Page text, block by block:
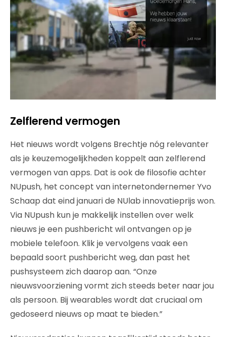
Zelflerend vermogen
Het nieuws wordt volgens Brechtje nóg relevanter
als je keuzemogelijkheden koppelt aan zelflerend
vermogen van apps. Dat is ook de filosofie achter
NUpush, het concept van internetondernemer Yvo
Schaap dat eind januari de NUlab innovatieprijs won.
Via NUpush kun je makkelijk instellen over welk
nieuws je een pushbericht wil ontvangen op je
mobiele telefoon. Klik je vervolgens vaak een
bepaald soort pushbericht weg, dan past het
pushsysteem zich daarop aan. “Onze
nieuwsvoorziening vormt zich steeds beter naar jou
als persoon. Bij wearables wordt dat cruciaal om
gedoseerd nieuws op maat te bieden.”